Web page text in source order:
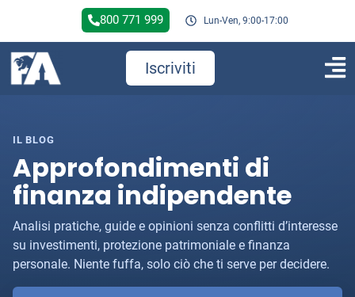
800 771 999 Lun-Ven, 9:00-17:00
Iscriviti
IL BLOG
Approfondimenti di
finanza indipendente
Analisi pratiche, guide e opinioni senza conflitti d’interesse
su investimenti, protezione patrimoniale e finanza
personale. Niente fuffa, solo ciò che ti serve per decidere.